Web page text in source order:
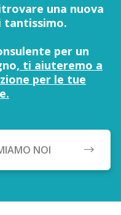
una nuova
tantissimo.
per un
ti aiuteremo a
per le tue
NOI